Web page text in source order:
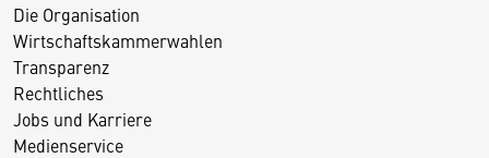
Die Organisation
Wirtschaftskammerwahlen
Transparenz
Rechtliches
Jobs und Karriere
Medienservice